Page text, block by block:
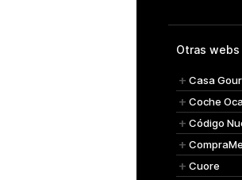
Otras
Casa
Coche
Código
Cuore